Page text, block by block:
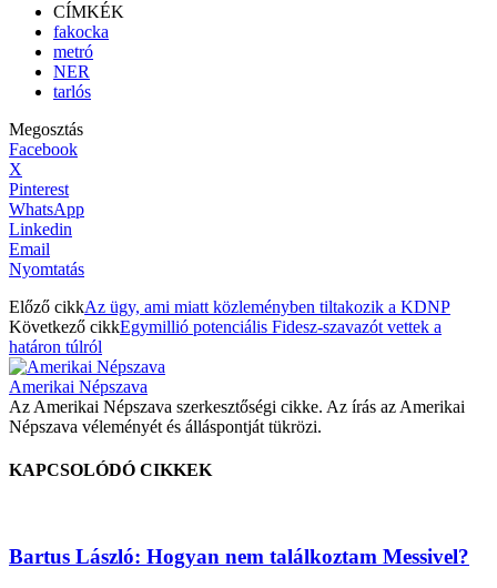
CÍMKÉK
fakocka
metró
NER
tarlós
Megosztás
Facebook
X
Pinterest
WhatsApp
Linkedin
Email
Nyomtatás
Előző cikkAz ügy, ami miatt közleményben tiltakozik a KDNP
Következő cikkEgymillió potenciális Fidesz-szavazót vettek a
határon túlról
Amerikai Népszava
Az Amerikai Népszava szerkesztőségi cikke. Az írás az Amerikai
Népszava véleményét és álláspontját tükrözi.
KAPCSOLÓDÓ CIKKEK
Bartus László: Hogyan nem találkoztam Messivel?